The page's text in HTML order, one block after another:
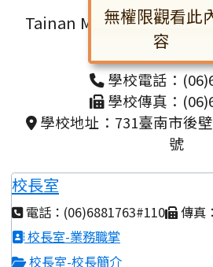
Tainan Municipal Houbi
Elementary
學校電話：
學校傳真：
學校地址：731臺南市後
號
校長室
電話：(06)6881763#110
傳真
校長室-業務職掌
校長室-校長簡介
無權限觀看此
容
對話框已開啟